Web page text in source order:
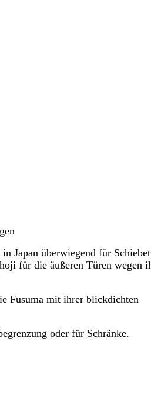
Japan überwiegend für
für die äußeren Türen wegen
Fusuma mit ihrer blickdichten
oder für Schränke.